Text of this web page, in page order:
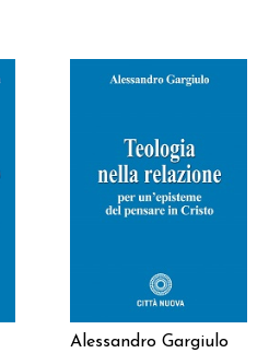
AGGIUNGI AL
CARRELLO
Alessandro Gargiulo